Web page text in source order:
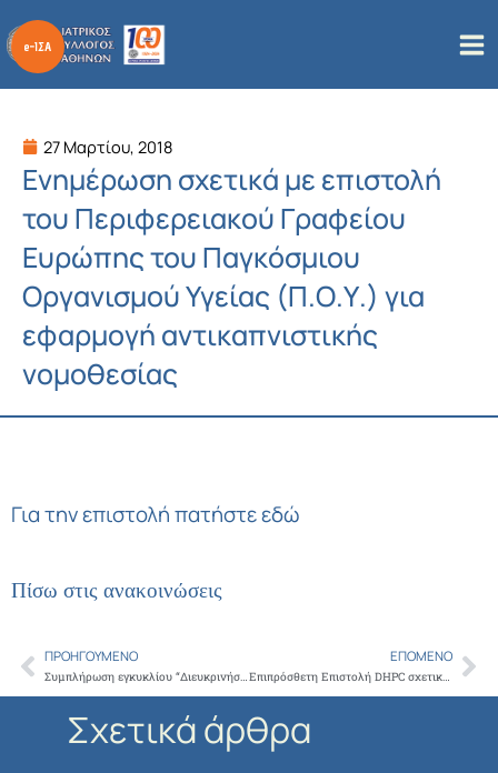
στο
περιεχόμενο
27 Μαρτίου, 2018
Ενημέρωση σχετικά με επιστολή
του Περιφερειακού Γραφείου
Ευρώπης του Παγκόσμιου
Οργανισμού Υγείας (Π.Ο.Υ.) για
εφαρμογή αντικαπνιστικής
νομοθεσίας
Για την επιστολή πατήστε εδώ
Πίσω στις ανακοινώσεις
Prev
ΠΡΟΗΓΟΎΜΕΝΟ
Συμπλήρωση εγκυκλίου “Διευκρινήσεις για τον κατάλογο Οικογενειακών Ιατρών και την διαδικασία εγγραφής σε Οικογενειακό Ιατρό και σε ΤΟΜΥ”
ΕΠΌΜΕΝΟ
Επιπρόσθετη Επιστολή DHPC σχετικά με το ραδιοφάρμακο XOFIGO
Σχετικά άρθρα